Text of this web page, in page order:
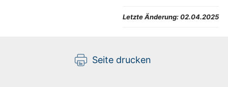
Letzte Änderung:02.04.2025
Seite drucken